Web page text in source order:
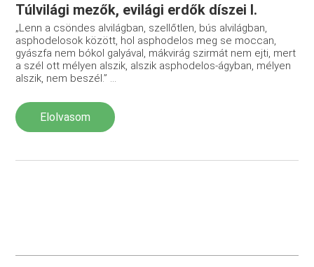
Túlvilági mezők, evilági erdők díszei I.
„Lenn a csöndes alvilágban, szellőtlen, bús alvilágban,
asphodelosok között, hol asphodelos meg se moccan,
gyászfa nem bókol galyával, mákvirág szirmát nem ejti, mert
a szél ott mélyen alszik, alszik asphodelos-ágyban, mélyen
alszik, nem beszél.” ...
Elolvasom